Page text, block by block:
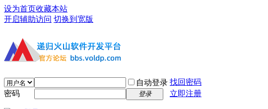
设为首页收藏本站
开启辅助访问 切换到宽版
自动登录 找回密码
密码
登录 立即注册